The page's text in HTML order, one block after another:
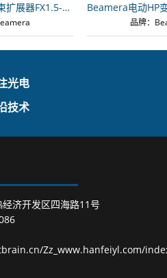
Beamera固定光束扩展器FX1.5-1H
品牌：
光电
技术
济开发区四海路11号
Zz_www.hanfeiyl.com/